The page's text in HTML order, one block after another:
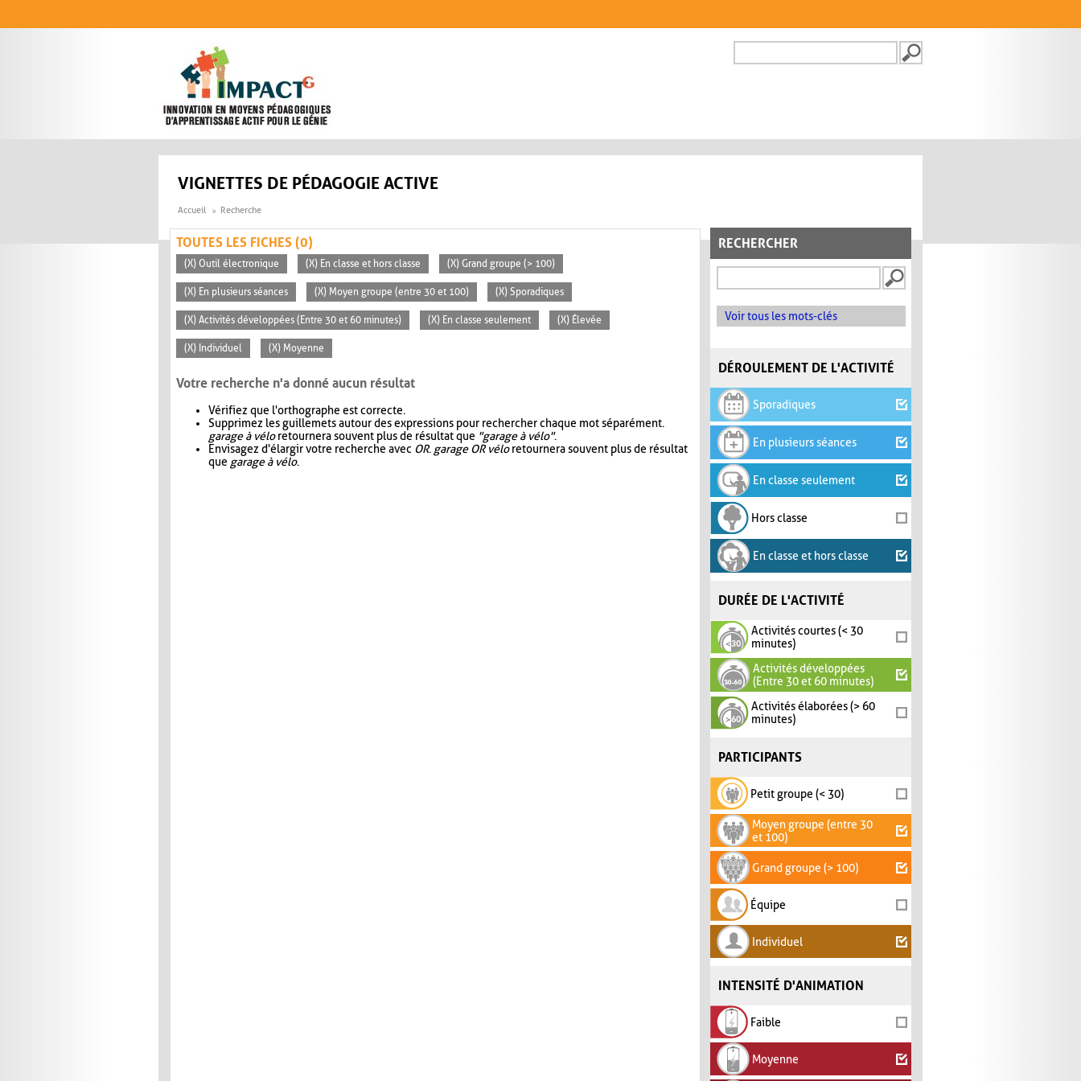
FORMULAIRE DE
VIGNETTES DE PÉDAGOGIE ACTIVE
Accueil Recherche
RECHERCHER
Voir tous les mots-clés
DÉROULEMENT DE L'ACTIVITÉ
Sporadiques
En plusieurs séances
En classe seulement
Hors classe
En classe et hors classe
DURÉE DE L'ACTIVITÉ
Activités courtes (< 30
minutes)
Activités développées
(Entre 30 et 60 minutes)
Activités élaborées (> 60
minutes)
PARTICIPANTS
Petit groupe (< 30)
Moyen groupe (entre 30
et 100)
Grand groupe (> 100)
Équipe
Individuel
INTENSITÉ D'ANIMATION
Faible
Moyenne
TOUTES LES FICHES (0)
(X) Outil électronique (X) En classe et hors classe (X) Grand groupe (> 100)
(X) En plusieurs séances (X) Moyen groupe (entre 30 et 100) (X) Sporadiques
(X) Activités développées (Entre 30 et 60 minutes) (X) En classe seulement (X) Élevée
(X) Individuel (X) Moyenne
Votre recherche n'a donné aucun résultat
Vérifiez que l'orthographe est correcte.
Supprimez les guillemets autour des expressions pour rechercher chaque mot séparément.
garage à véloretournera souvent plus de résultat que "garage à vélo".
Envisagez d'élargir votre recherche avec OR. garage OR véloretournera souvent plus de résultat
que garage à vélo.